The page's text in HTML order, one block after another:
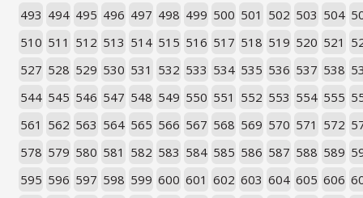
493 494 495 496 497 498 499 500 501 502 503 504
510 511 512 513 514 515 516 517 518 519 520 521
527 528 529 530 531 532 533 534 535 536 537 538
544 545 546 547 548 549 550 551 552 553 554 555
561 562 563 564 565 566 567 568 569 570 571 572
578 579 580 581 582 583 584 585 586 587 588 589
595 596 597 598 599 600 601 602 603 604 605 606